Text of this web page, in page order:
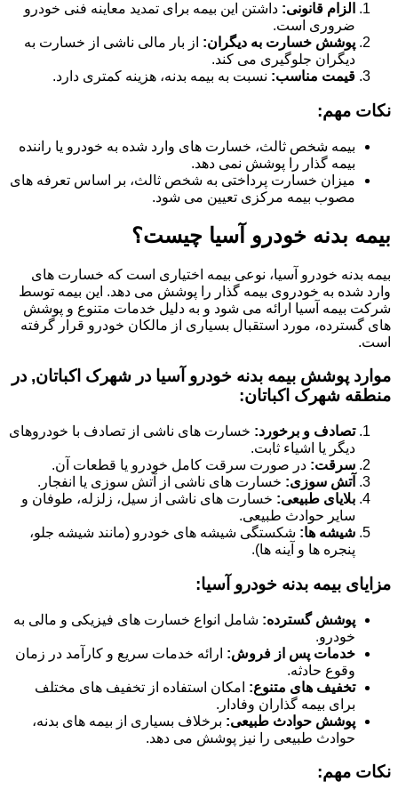
الزام قانونی: داشتن این بیمه برای تمدید معاینه فنی خودرو
ضروری است.
پوشش خسارت به دیگران: از بار مالی ناشی از خسارت به
دیگران جلوگیری می کند.
قیمت مناسب: نسبت به بیمه بدنه، هزینه کمتری دارد.
نکات مهم:
بیمه شخص ثالث، خسارت های وارد شده به خودرو یا راننده
بیمه گذار را پوشش نمی دهد.
میزان خسارت پرداختی به شخص ثالث، بر اساس تعرفه های
مصوب بیمه مرکزی تعیین می شود.
بیمه بدنه خودرو آسیا چیست؟
بیمه بدنه خودرو آسیا، نوعی بیمه اختیاری است که خسارت های
وارد شده به خودروی بیمه گذار را پوشش می دهد. این بیمه توسط
شرکت بیمه آسیا ارائه می شود و به دلیل خدمات متنوع و پوشش
های گسترده، مورد استقبال بسیاری از مالکان خودرو قرار گرفته
است.
موارد پوشش بیمه بدنه خودرو آسیا در شهرک اکباتان, در
منطقه شهرک اکباتان:
تصادف و برخورد: خسارت های ناشی از تصادف با خودروهای
دیگر یا اشیاء ثابت.
سرقت: در صورت سرقت کامل خودرو یا قطعات آن.
آتش سوزی: خسارت های ناشی از آتش سوزی یا انفجار.
بلایای طبیعی: خسارت های ناشی از سیل، زلزله، طوفان و
سایر حوادث طبیعی.
شیشه ها: شکستگی شیشه های خودرو (مانند شیشه جلو،
پنجره ها و آینه ها).
مزایای بیمه بدنه خودرو آسیا:
پوشش گسترده: شامل انواع خسارت های فیزیکی و مالی به
خودرو.
خدمات پس از فروش: ارائه خدمات سریع و کارآمد در زمان
وقوع حادثه.
تخفیف های متنوع: امکان استفاده از تخفیف های مختلف
برای بیمه گذاران وفادار.
پوشش حوادث طبیعی: برخلاف بسیاری از بیمه های بدنه،
حوادث طبیعی را نیز پوشش می دهد.
نکات مهم: